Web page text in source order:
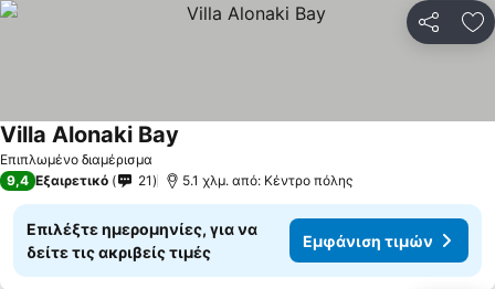
Επιπλωμένο διαμέρισμα
Villa Alonaki Bay
9,4 Εξαιρετικό 21 5.1 χλμ. από: Κέντρο πόλης
Επιλέξτε ημερομηνίες, για να
δείτε τις ακριβείς τιμές
Εμφάνιση τιμών